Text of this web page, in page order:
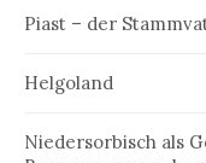
Piast – der
Helgoland
Niedersorbisch als